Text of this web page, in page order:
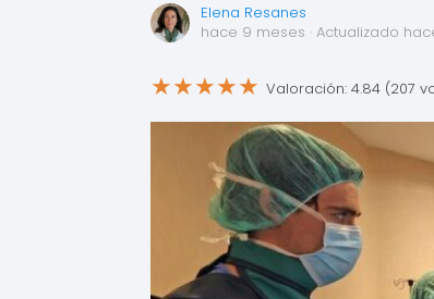
Elena Resanes
hace 9 meses · Actualizado
★★★★★ Valoración: 4.84 (207